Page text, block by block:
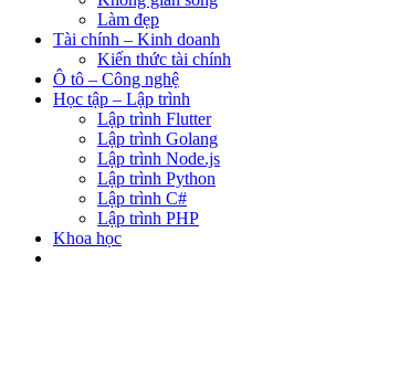
Làm đẹp
Tài chính – Kinh doanh
Kiến thức tài chính
Ô tô – Công nghệ
Học tập – Lập trình
Lập trình Flutter
Lập trình Golang
Lập trình Node.js
Lập trình Python
Lập trình C#
Lập trình PHP
Khoa học